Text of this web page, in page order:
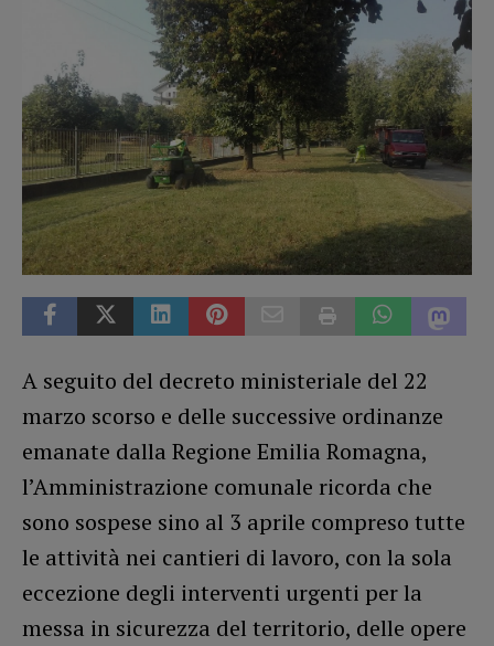
A seguito del decreto ministeriale del 22
marzo scorso e delle successive ordinanze
emanate dalla Regione Emilia Romagna,
l’Amministrazione comunale ricorda che
sono sospese sino al 3 aprile compreso tutte
le attività nei cantieri di lavoro, con la sola
eccezione degli interventi urgenti per la
messa in sicurezza del territorio, delle opere